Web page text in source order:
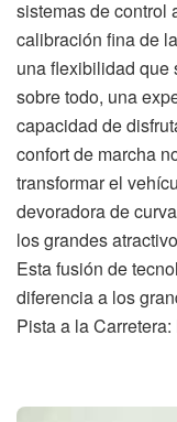
sistemas de control
calibración fina de
una flexibilidad que
sobre todo, una
capacidad de
confort de marcha
transformar el
devoradora de
los grandes
Esta fusión de
diferencia a los
Pista a la